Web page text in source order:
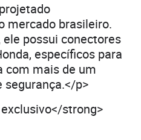
mercado brasileiro.
possui conectores
específicos para
com mais de um
segurança.</p>
strong>